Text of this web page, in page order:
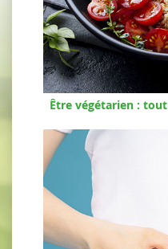
Être végétarien :